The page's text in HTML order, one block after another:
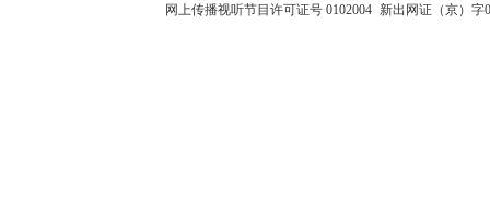
网上传播视听节目许可证号 0102004 新出网证（京）